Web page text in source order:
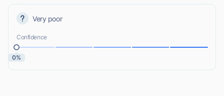
Very poor
Confidence
0%